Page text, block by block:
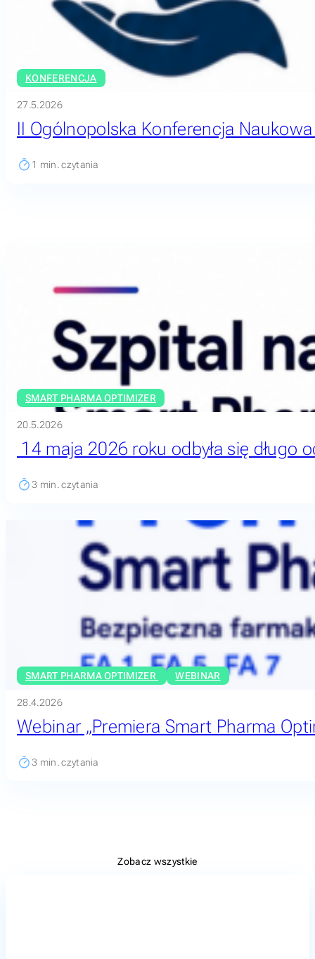
KONFERENCJA
27.5.2026
II Ogólnopolska Konferencja
1 min. czytania
SMART PHARMA OPTIMIZER
20.5.2026
14 maja 2026 roku odbyła się długo
3 min. czytania
SMART PHARMA OPTIMIZER WEBINAR
28.4.2026
Webinar „Premiera Smart Pharma
3 min. czytania
Zobacz wszystkie